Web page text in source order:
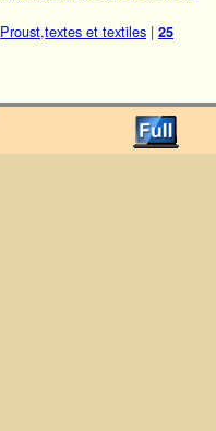
Proust,textes et textiles | 25